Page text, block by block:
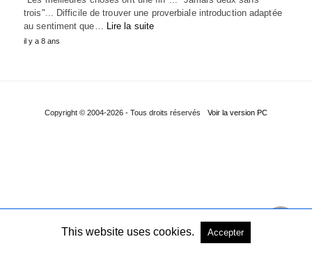
trois"... Difficile de trouver une proverbiale introduction adaptée
au sentiment que… Lire la suite
il y a 8 ans
Copyright © 2004-2026 - Tous droits réservés Voir la version PC
This website uses cookies. Accepter